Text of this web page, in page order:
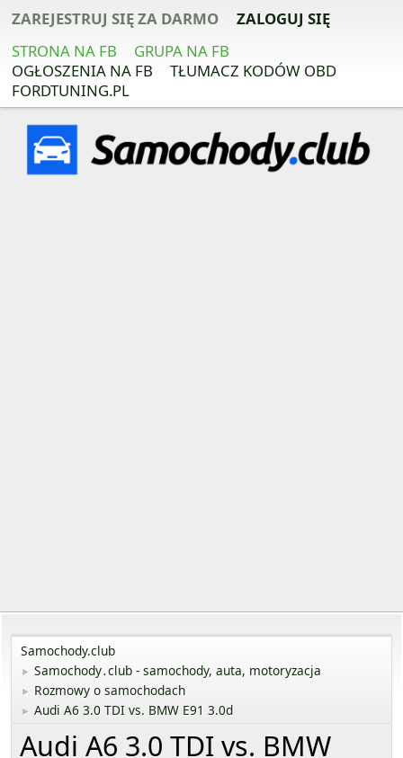
ZAREJESTRUJ SIĘ ZA DARMO
ZALOGUJ SIĘ
STRONA NA FB
GRUPA NA FB
OGŁOSZENIA NA FB
TŁUMACZ KODÓW OBD
FORDTUNING.PL
Samochody.club
► Samochody․club - samochody, auta, motoryzacja
► Rozmowy o samochodach
► Audi A6 3.0 TDI vs. BMW E91 3.0d
Audi A6 3.0 TDI vs. BMW